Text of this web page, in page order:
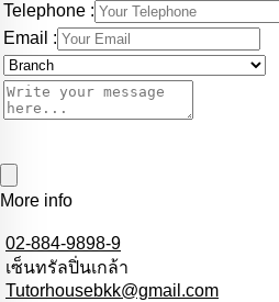
Telephone :
Email :
More info
02-884-9898-9
เซ็นทรัลปิ่นเกล้า
Tutorhousebkk@gmail.com